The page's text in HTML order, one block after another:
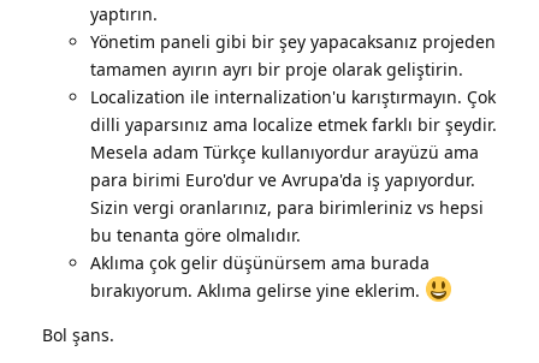
yaptırın.
Yönetim paneli gibi bir şey yapacaksanız projeden
tamamen ayırın ayrı bir proje olarak geliştirin.
Localization ile internalization'u karıştırmayın. Çok
dilli yaparsınız ama localize etmek farklı bir şeydir.
Mesela adam Türkçe kullanıyordur arayüzü ama
para birimi Euro'dur ve Avrupa'da iş yapıyordur.
Sizin vergi oranlarınız, para birimleriniz vs hepsi
bu tenanta göre olmalıdır.
Aklıma çok gelir düşünürsem ama burada
bırakıyorum. Aklıma gelirse yine eklerim.
Bol şans.